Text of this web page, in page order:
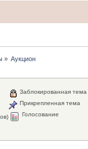
» Аукцион
Заблокированная тема
Прикрепленная тема
Голосование